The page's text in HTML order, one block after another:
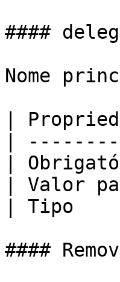
####
Nome
|
|
|
| Valor
| Tipo
####